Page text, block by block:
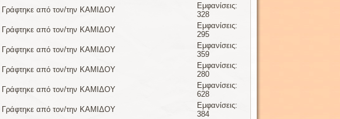
Γράφτηκε από τον/την ΚΑΜΙΔΟΥ
Εμφανίσεις:
328
Γράφτηκε από τον/την ΚΑΜΙΔΟΥ
Εμφανίσεις:
295
Γράφτηκε από τον/την ΚΑΜΙΔΟΥ
Εμφανίσεις:
359
Γράφτηκε από τον/την ΚΑΜΙΔΟΥ
Εμφανίσεις:
280
Γράφτηκε από τον/την ΚΑΜΙΔΟΥ
Εμφανίσεις:
628
Γράφτηκε από τον/την ΚΑΜΙΔΟΥ
Εμφανίσεις:
384